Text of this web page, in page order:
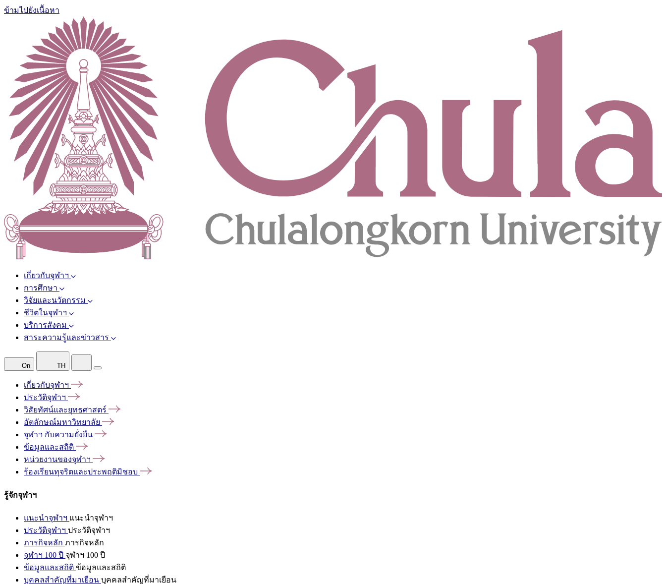
ข้ามไปยังเนื้อหา
เกี่ยวกับจุฬาฯ
การศึกษา
วิจัยและนวัตกรรม
ชีวิตในจุฬาฯ
บริการสังคม
สาระความรู้และข่าวสาร
On TH
เกี่ยวกับจุฬาฯ
ประวัติจุฬาฯ
วิสัยทัศน์และยุทธศาสตร์
อัตลักษณ์มหาวิทยาลัย
จุฬาฯ กับความยั่งยืน
ข้อมูลและสถิติ
หน่วยงานของจุฬาฯ
ร้องเรียนทุจริตและประพฤติมิชอบ
รู้จักจุฬาฯ
แนะนำจุฬาฯ แนะนำจุฬาฯ
ประวัติจุฬาฯ ประวัติจุฬาฯ
ภารกิจหลัก ภารกิจหลัก
จุฬาฯ 100 ปี จุฬาฯ 100 ปี
ข้อมูลและสถิติ ข้อมูลและสถิติ
บุคคลสำคัญที่มาเยือน บุคคลสำคัญที่มาเยือน